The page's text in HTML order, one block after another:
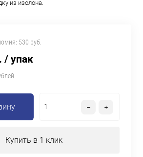
из изолона.
530 руб.
/ упак
Купить в 1 клик